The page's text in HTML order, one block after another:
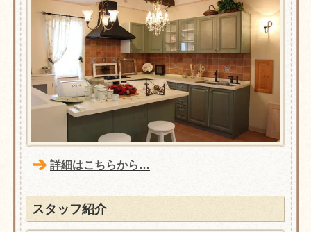
詳細はこちらから…
スタッフ紹介